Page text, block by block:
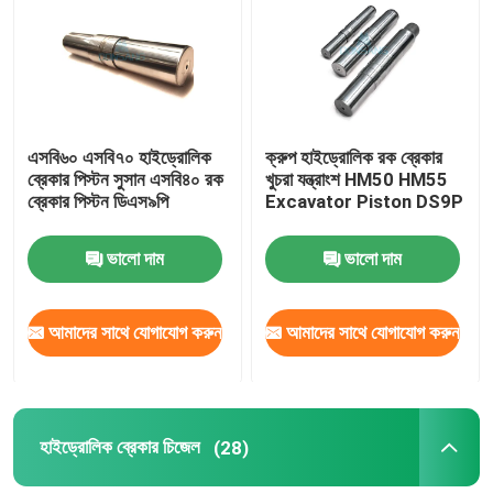
হাইড্রোলিক হ্যামার ব্রেকার
হাইড্রোলিক ব্রেকার চিজেল
ব্রেকার সীল
ব্রেকার বোল্ট
জলবাহী ঝোপ
এসবি৬০ এসবি৭০ হাইড্রোলিক
ব্রেকার পিস্টন সুসান এসবি৪০ রক
ব্রেকার পিস্টন ডিএস৯পি
ভালো দাম
আমাদের সাথে যোগাযোগ করুন
ক্রুপ হাইড্রোলিক রক ব্রেকার
খুচরা যন্ত্রাংশ HM50 HM55
Excavator Piston DS9P
ভালো দাম
আমাদের সাথে যোগাযোগ করুন
হাইড্রোলিক ব্রেকার চিজেল (28)